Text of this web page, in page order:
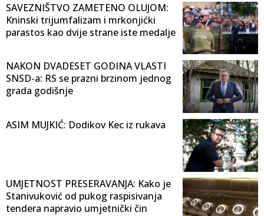
SAVEZNIŠTVO ZAMETENO OLUJOM:
Kninski trijumfalizam i mrkonjićki
parastos kao dvije strane iste medalje
NAKON DVADESET GODINA VLASTI
SNSD-a: RS se prazni brzinom jednog
grada godišnje
ASIM MUJKIĆ: Dodikov Kec iz rukava
UMJETNOST PRESERAVANJA: Kako je
Stanivuković od pukog raspisivanja
tendera napravio umjetnički čin